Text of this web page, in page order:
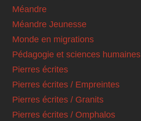
Méandre
Méandre Jeunesse
Monde en migrations
Pédagogie et sciences humaines
Pierres écrites
Pierres écrites / Empreintes
Pierres écrites / Granits
Pierres écrites / Omphalos